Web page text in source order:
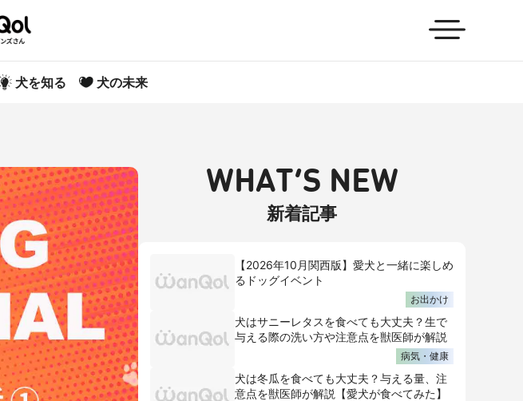
犬を知る 犬の未来
WHAT’S NEW
新着記事
【2026年10月関西版】愛犬と一緒に楽しめ
るドッグイベント
お出かけ
犬はサニーレタスを食べても大丈夫？生で
与える際の洗い方や注意点を獣医師が解説
病気・健康
犬は冬瓜を食べても大丈夫？与える量、注
意点を獣医師が解説【愛犬が食べてみた】